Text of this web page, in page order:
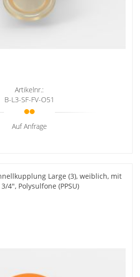
Artikelnr.:
B-L3-SF-FV-O51
Auf Anfrage
Large (3), weiblich, mit
4", Polysulfone (PPSU)